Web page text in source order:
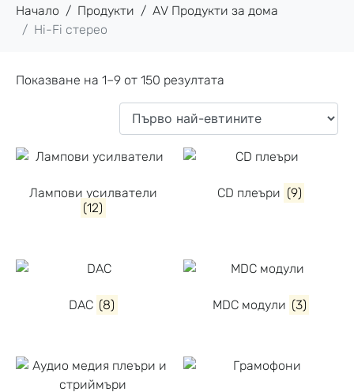
Начало Продукти
AV Продукти за дома
Hi-Fi стерео
Показване на 1–9 от 150 резултата
Лампови усилватели
(12)
CD плеъри (9)
DAC (8) MDC модули (3)